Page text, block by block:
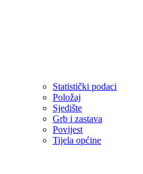
Statistički podaci
Položaj
Sjedište
Grb i zastava
Povijest
Tijela općine